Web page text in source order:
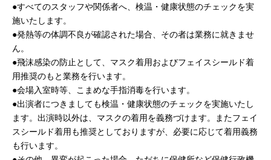
●すべてのスタッフや関係者へ、検温・健康状態のチェックを実
施いたします。
●発熱等の体調不良が確認された場合、その者は業務に就きませ
ん。
●飛沫感染の防止として、マスク着用およびフェイスシールド着
用推奨のもと業務を行います。
●会場入室時等、こまめな手指消毒を行います。
●出演者につきましても検温・健康状態のチェックを実施いたし
ます。出演時以外は、マスクの着用を義務づけます。またフェイ
スシールド着用も推奨としておりますが、必要に応じて着用義務
も行います。